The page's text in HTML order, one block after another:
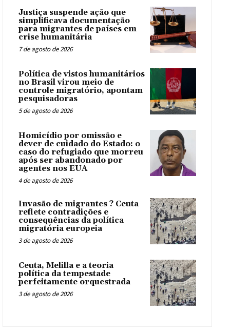
Justiça suspende ação que
simplificava documentação
para migrantes de países em
crise humanitária
7 de agosto de 2026
Política de vistos humanitários
no Brasil virou meio de
controle migratório, apontam
pesquisadoras
5 de agosto de 2026
Homicídio por omissão e
dever de cuidado do Estado: o
caso do refugiado que morreu
após ser abandonado por
agentes nos EUA
4 de agosto de 2026
Invasão de migrantes ? Ceuta
reflete contradições e
consequências da política
migratória europeia
3 de agosto de 2026
Ceuta, Melilla e a teoria
política da tempestade
perfeitamente orquestrada
3 de agosto de 2026